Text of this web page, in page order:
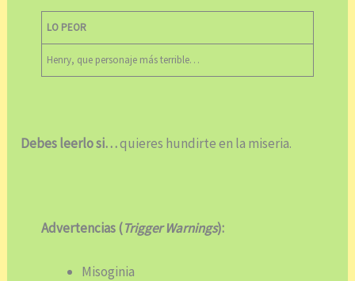
LO PEOR
Henry, que personaje más terrible…
Debes leerlo si…quieres hundirte en la miseria.
Advertencias (Trigger Warnings):
Misoginia